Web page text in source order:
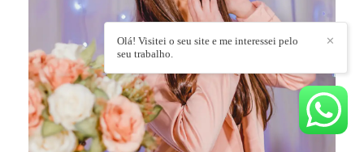
✕
Olá! Visitei o seu site e me interessei pelo
seu trabalho.